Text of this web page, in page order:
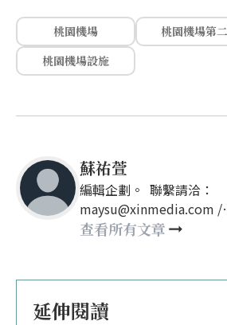
桃園機場
桃園機場第
桃園機場設施
蘇祐萱
編輯企劃。 聯繫請洽：
maysu@xinmedia.com /
may860527@gmail.com
查看所有文章
延伸閱讀